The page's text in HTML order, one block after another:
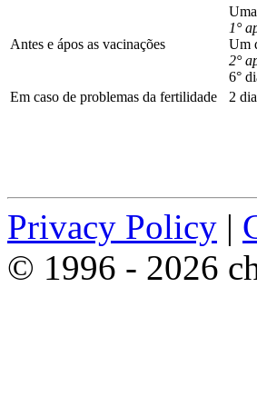
Antes e ápos as vacinações
1°
Um
2°
6°
Em caso de problemas da fertilidade
2
Privacy Policy |
© 1996 - 2026